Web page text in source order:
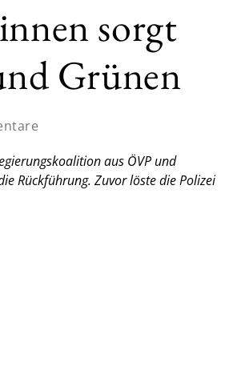
sorgt
Grünen
aus ÖVP und
Rückführung. Zuvor löste die Polizei